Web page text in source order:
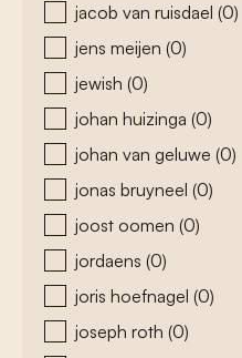
jacob van ruisdael (0)
jens meijen (0)
jewish (0)
johan huizinga (0)
johan van geluwe (0)
jonas bruyneel (0)
joost oomen (0)
jordaens (0)
joris hoefnagel (0)
joseph roth (0)